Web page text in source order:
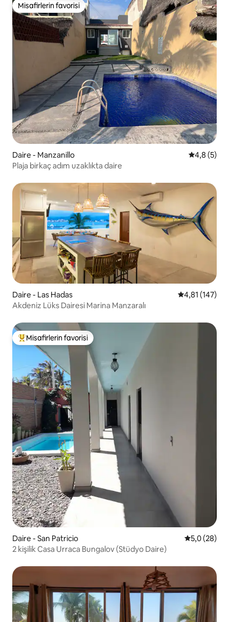
Misafirlerin favorisi
Misafirlerin favorisi
Daire - Manzanillo 54,8 (5)
Plaja birkaç adım uzaklıkta daire
Daire - Las Hadas 5 üzerinden
4,81 (147)
Akdeniz Lüks Dairesi Marina Manzaralı
Misafirlerin favorilerinden en beğenilenler arasında
Misafirlerin favorisi
Daire - San Patricio 5 üzerinden
5,0 (28)
2 kişilik Casa Urraca Bungalov (Stüdyo Daire)